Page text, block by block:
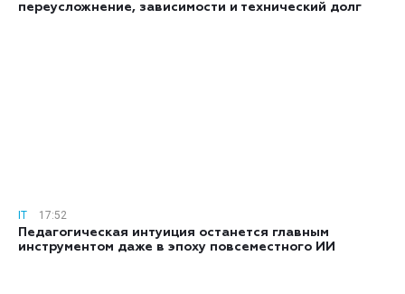
переусложнение, зависимости и технический долг
IT
17:52
Педагогическая интуиция останется главным
инструментом даже в эпоху повсеместного ИИ